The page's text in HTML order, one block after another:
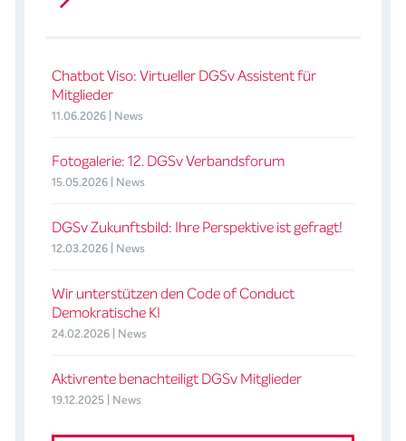
Chatbot Viso: Virtueller DGSv Assistent für
Mitglieder
11.06.2026 | News
Fotogalerie: 12. DGSv Verbandsforum
15.05.2026 | News
DGSv Zukunftsbild: Ihre Perspektive ist gefragt!
12.03.2026 | News
Wir unterstützen den Code of Conduct
Demokratische KI
24.02.2026 | News
Aktivrente benachteiligt DGSv Mitglieder
19.12.2025 | News